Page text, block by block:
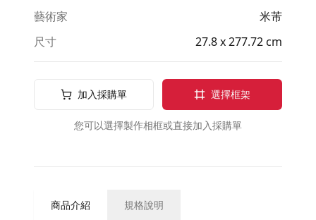
藝術家
米芾
尺寸
27.8 x 277.72 cm
加入採購單 選擇框架
您可以選擇製作相框或直接加入採購單
商品介紹 規格說明